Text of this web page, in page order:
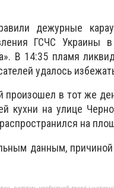
дежурные
ГСЧС Украины
В 14:35 пламя
удалось
произошел в тот же
кухни на улице
на
данным,